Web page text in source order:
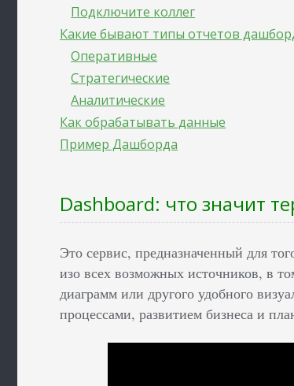
Подключите коллег
Какие бывают типы отчетов
Оперативные
Стратегические
Аналитические
Как обрабатывать данные
Пример Дашборда
Dashboard: что значит
Это сервис, предназначенный для
изо всех возможных источников, в
диаграмм или другого удобного
процессами, развитием бизнеса и